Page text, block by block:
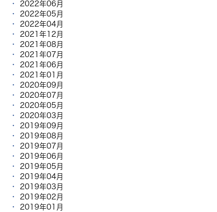
2022年06月
2022年05月
2022年04月
2021年12月
2021年08月
2021年07月
2021年06月
2021年01月
2020年09月
2020年07月
2020年05月
2020年03月
2019年09月
2019年08月
2019年07月
2019年06月
2019年05月
2019年04月
2019年03月
2019年02月
2019年01月